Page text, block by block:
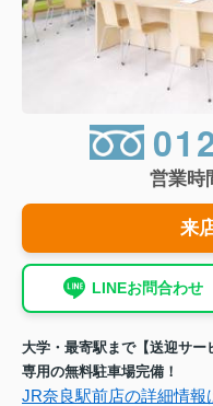
営業時
来
LINEお問合わせ
大学・最寄駅まで【送迎サー
専用の無料駐車場完備！
JR奈良駅前店の詳細情報